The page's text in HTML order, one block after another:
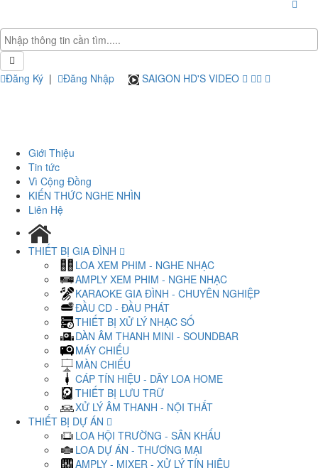
Đăng Ký | Đăng Nhập SAIGON HD'S VIDEO
Giới Thiệu
Tin tức
Vì Cộng Đồng
KIẾN THỨC NGHE NHÌN
Liên Hệ
THIẾT BỊ GIA ĐÌNH
LOA XEM PHIM - NGHE NHẠC
AMPLY XEM PHIM - NGHE NHẠC
KARAOKE GIA ĐÌNH - CHUYÊN NGHIỆP
ĐẦU CD - ĐẦU PHÁT
THIẾT BỊ XỬ LÝ NHẠC SỐ
DÀN ÂM THANH MINI - SOUNDBAR
MÁY CHIẾU
MÀN CHIẾU
CÁP TÍN HIỆU - DÂY LOA HOME
THIẾT BỊ LƯU TRỮ
XỬ LÝ ÂM THANH - NỘI THẤT
THIẾT BỊ DỰ ÁN
LOA HỘI TRƯỜNG - SÂN KHẤU
LOA DỰ ÁN - THƯƠNG MẠI
AMPLY - MIXER - XỬ LÝ TÍN HIỆU